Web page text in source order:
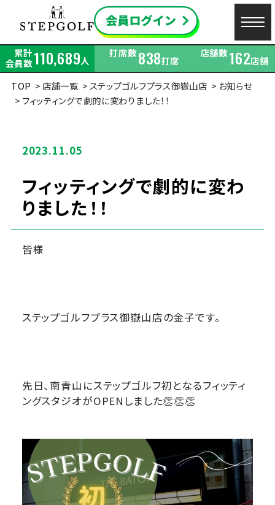
累計
会員数110,689人
打席数838打席
店舗数162店舗
TOP
店舗一覧 ステップゴルフプラス御嶽山店
お知らせ
フィッティングで劇的に変わりました！！
2023.11.05
フィッティングで劇的に変わ
りました！！
皆様
ステップゴルフプラス御嶽山店の金子です。
先日、南青山にステップゴルフ初となるフィッティ
ングスタジオがOPENしました👏👏👏